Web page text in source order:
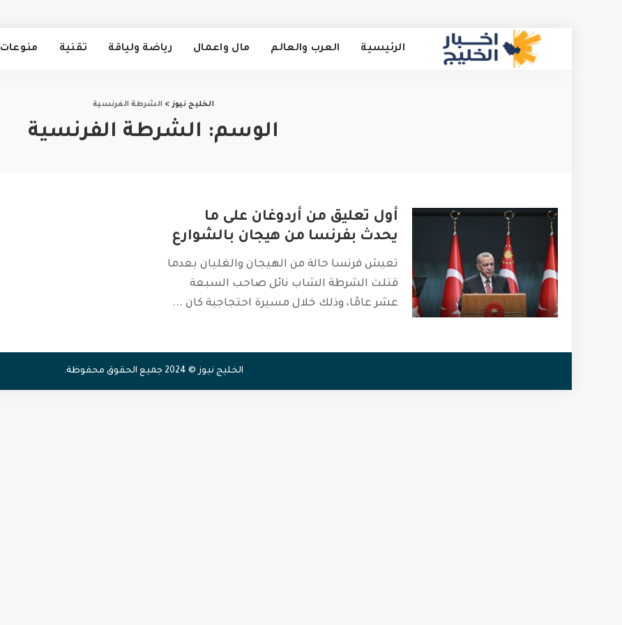
الرئيسية العرب والعالم مال واعمال رياضة ولياقة تقنية منوعات
الخليج نيوز> الشرطة الفرنسية
الوسم: الشرطة الفرنسية
أول تعليق من أردوغان على ما
يحدث بفرنسا من هيجان بالشوارع
تعيش فرنسا حالة من الهيجان والغليان بعدما
قتلت الشرطة الشاب نائل صاحب السبعة
عشر عامًا، وذلك خلال مسيرة احتجاجية كان ...
الخليج نيوز © 2024 جميع الحقوق محفوظة.